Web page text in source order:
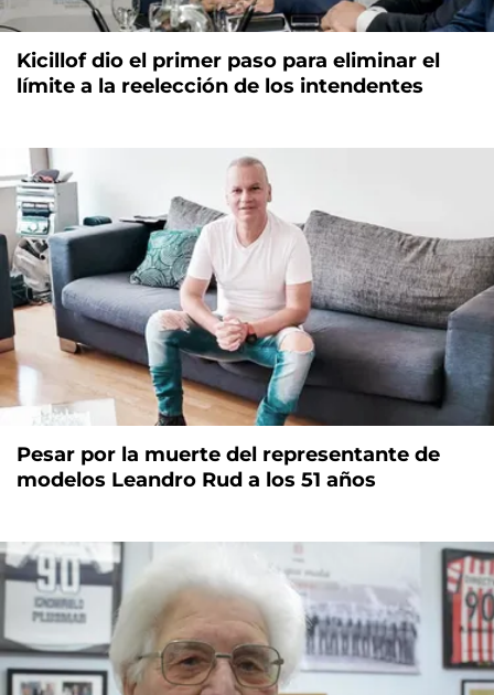
Kicillof dio el primer paso para eliminar el
límite a la reelección de los intendentes
Pesar por la muerte del representante de
modelos Leandro Rud a los 51 años